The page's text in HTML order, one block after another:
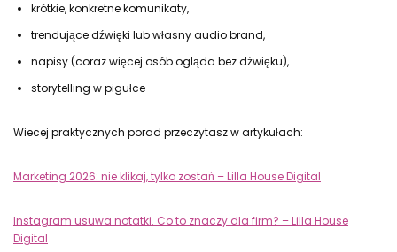
krótkie, konkretne komunikaty,
trendujące dźwięki lub własny audio brand,
napisy (coraz więcej osób ogląda bez dźwięku),
storytelling w pigułce
Wiecej praktycznych porad przeczytasz w artykułach:
Marketing 2026: nie klikaj, tylko zostań – Lilla House Digital
Instagram usuwa notatki. Co to znaczy dla firm? – Lilla House
Digital